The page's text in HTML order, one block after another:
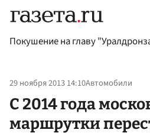
Покушение на главу
29 ноября 2013 14:10Автомобили
С 2014 года
маршрутки